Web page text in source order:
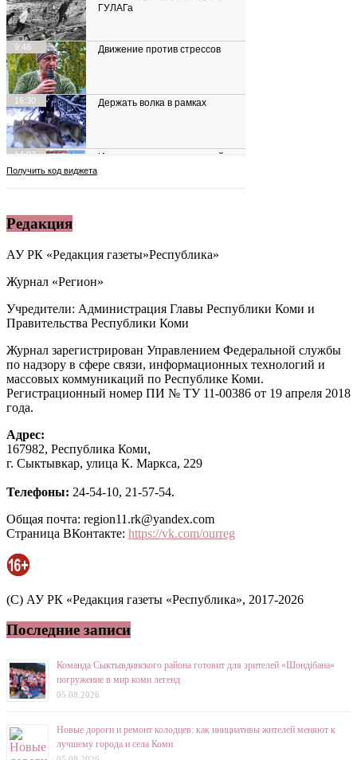
Редакция
АУ РК «Редакция газеты»Республика»
Журнал «Регион»
Учредители: Администрация Главы Республики Коми и
Правительства Республики Коми
Журнал зарегистрирован Управлением Федеральной службы
по надзору в сфере связи, информационных технологий и
массовых коммуникаций по Республике Коми.
Регистрационный номер ПИ № ТУ 11-00386 от 19 апреля 2018
года.
Адрес:
167982, Республика Коми,
г. Сыктывкар, улица К. Маркса, 229
Телефоны: 24-54-10, 21-57-54.
Общая почта: region11.rk@yandex.com
Страница ВКонтакте: https://vk.com/ourreg
(C) АУ РК «Редакция газеты «Республика», 2017-2026
Последние записи
Команда Сыктывдинского района готовит для зрителей «Шондібана»
погружение в мир коми легенд
05.08.2026
Новые дороги и ремонт колодцев: как инициативы жителей меняют к
лучшему города и села Коми